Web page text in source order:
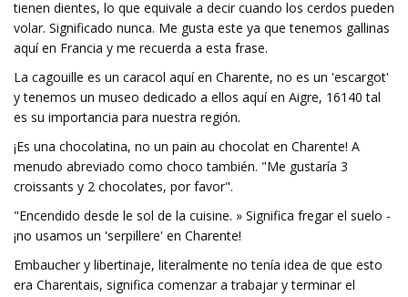
tienen dientes, lo que equivale a decir cuando los cerdos pueden
volar. Significado nunca. Me gusta este ya que tenemos gallinas
aquí en Francia y me recuerda a esta frase.
La cagouille es un caracol aquí en Charente, no es un 'escargot'
y tenemos un museo dedicado a ellos aquí en Aigre, 16140 tal
es su importancia para nuestra región.
¡Es una chocolatina, no un pain au chocolat en Charente! A
menudo abreviado como choco también. "Me gustaría 3
croissants y 2 chocolates, por favor".
"Encendido desde le sol de la cuisine. » Significa fregar el suelo -
¡no usamos un 'serpillere' en Charente!
Embaucher y libertinaje, literalmente no tenía idea de que esto
era Charentais, significa comenzar a trabajar y terminar el